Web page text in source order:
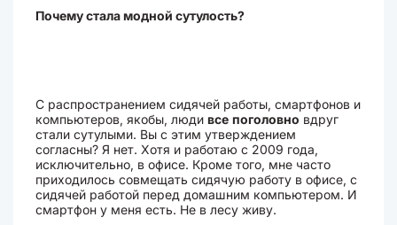
Почему стала модной сутулость?
С распространением сидячей работы, смартфонов и
компьютеров, якобы, люди все поголовно вдруг
стали сутулыми. Вы с этим утверждением
согласны? Я нет. Хотя и работаю с 2009 года,
исключительно, в офисе. Кроме того, мне часто
приходилось совмещать сидячую работу в офисе, с
сидячей работой перед домашним компьютером. И
смартфон у меня есть. Не в лесу живу.